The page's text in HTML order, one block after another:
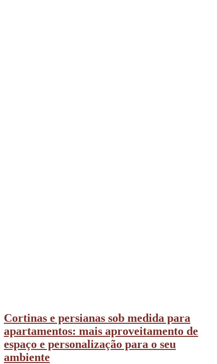
Cortinas e persianas sob medida para
apartamentos: mais aproveitamento de
espaço e personalização para o seu
ambiente